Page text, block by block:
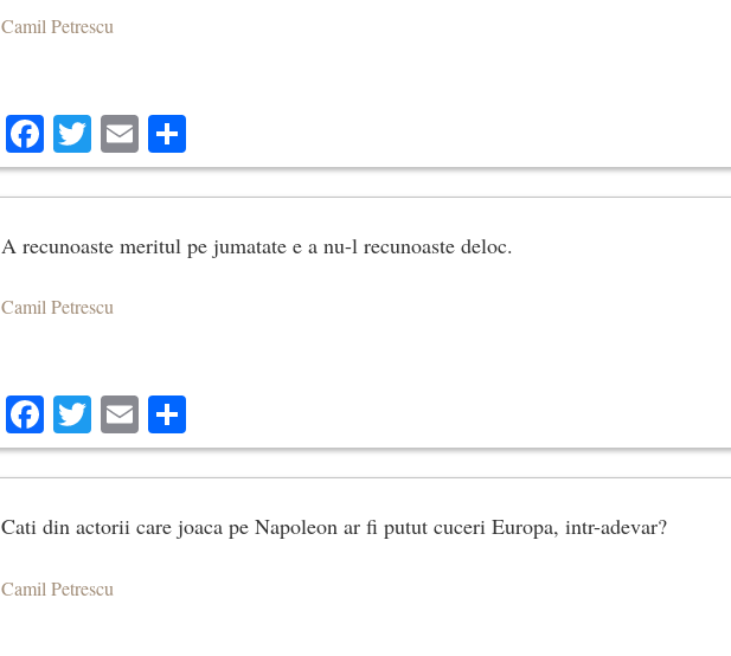
Camil Petrescu
Facebook
Twitter
Email
A recunoaste meritul pe jumatate e a nu-l recunoaste deloc.
Camil Petrescu
Facebook
Twitter
Email
Cati din actorii care joaca pe Napoleon ar fi putut cuceri Europa, intr-adevar?
Camil Petrescu